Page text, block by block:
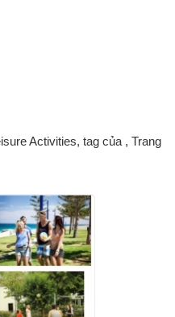
Activities, tag của , Trang